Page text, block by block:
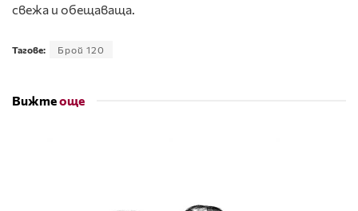
свежа и обещаваща.
Тагове: Брой 120
Вижтеоще